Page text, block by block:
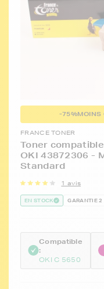
-75%MOINS
FRANCE TONER
Toner
OKI 43872306 -
Standard
1 avis
EN STOCK GARANTIE 2
Compatible
:
OKI C 5650